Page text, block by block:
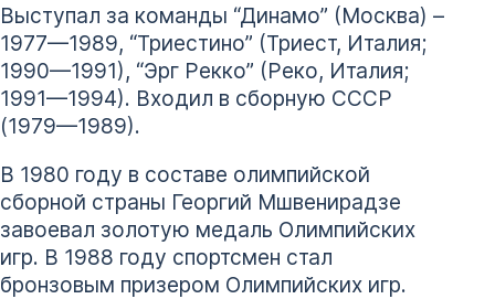
Выступал за команды “Динамо” (Москва) –
1977—1989, “Триестино” (Триест, Италия;
1990—1991), “Эрг Рекко” (Реко, Италия;
1991—1994). Входил в сборную СССР
(1979—1989).
В 1980 году в составе олимпийской
сборной страны Георгий Мшвенирадзе
завоевал золотую медаль Олимпийских
игр. В 1988 году спортсмен стал
бронзовым призером Олимпийских игр.